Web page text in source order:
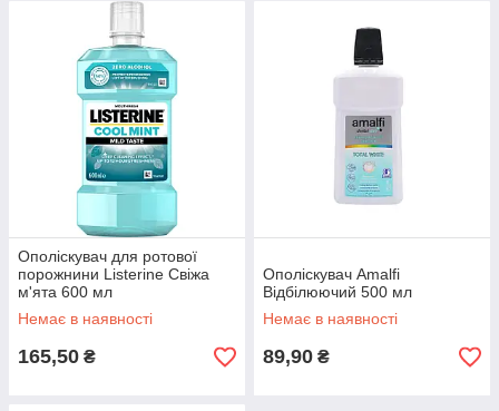
Ополіскувач для ротової
порожнини Listerine Свіжа
м'ята 600 мл
Немає в наявності
165,50 ₴
Ополіскувач Amalfi
Відбілюючий 500 мл
Немає в наявності
89,90 ₴